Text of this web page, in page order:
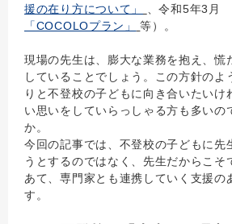
援の在り方について」
、令和5年3月
「COCOLOプラン」
等）。
現場の先生は、膨大な業務を抱え、慌
していることでしょう。この方針のよ
りと不登校の子どもに向き合いたい
い思いをしていらっしゃる方も多いの
か。
今回の記事では、不登校の子どもに先
うとするのではなく、先生だからこそ
あて、専門家とも連携していく支援の
す。